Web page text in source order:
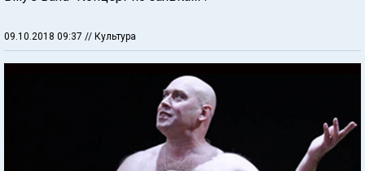
09.10.2018 09:37 // Культура